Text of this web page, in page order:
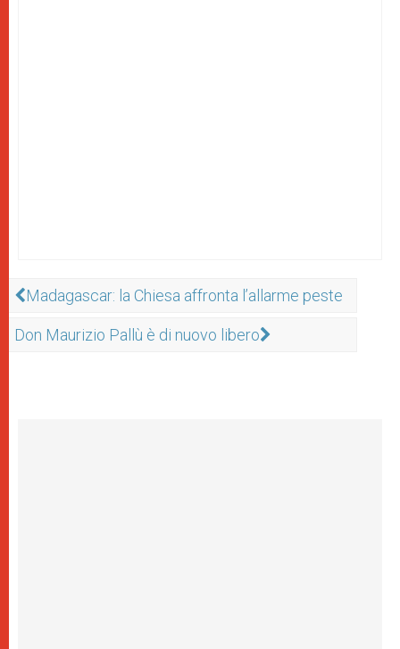
Madagascar: la Chiesa affronta l’allarme peste
Don Maurizio Pallù è di nuovo libero